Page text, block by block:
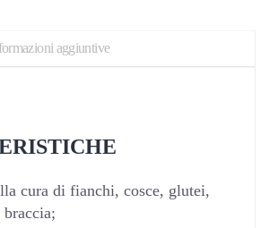
aggiuntive
cura di fianchi, cosce, glutei,
braccia;